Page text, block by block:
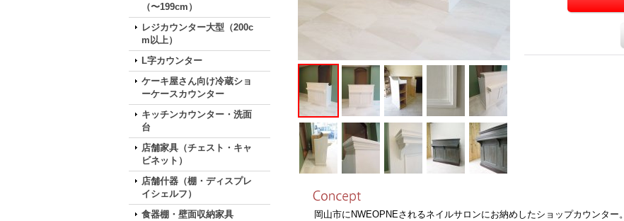
（〜199cm）
レジカウンター大型（200c
m以上）
L字カウンター
ケーキ屋さん向け冷蔵ショ
ーケースカウンター
キッチンカウンター・洗面
台
店舗家具（チェスト・キャ
ビネット）
店舗什器（棚・ディスプレ
イシェルフ）
食器棚・壁面収納家具
岡山市にNWEOPNEされるネイルサロンにお納めしたショップカウンター。